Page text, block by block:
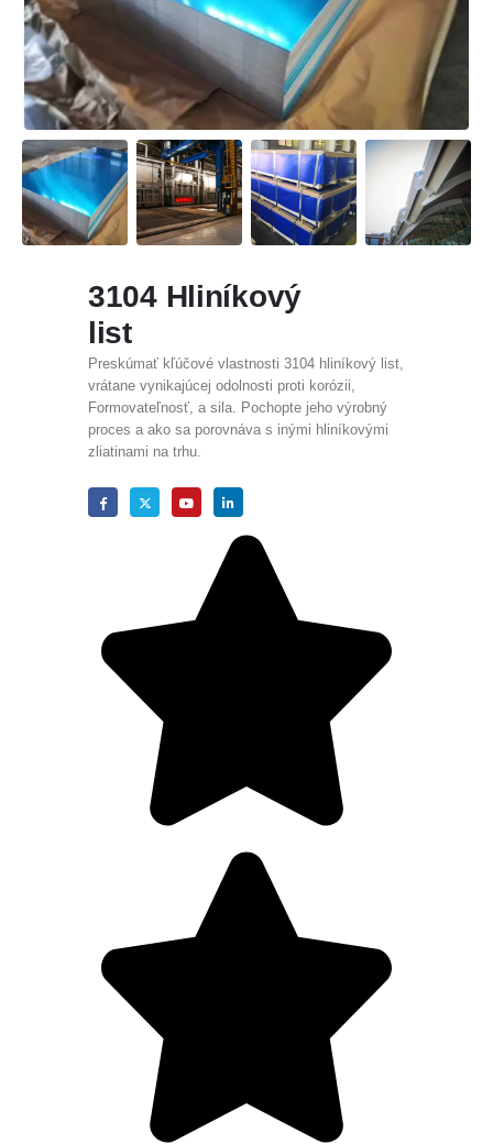
3104 Hliníkový
list
Preskúmať kľúčové vlastnosti 3104 hliníkový list,
vrátane vynikajúcej odolnosti proti korózii,
Formovateľnosť, a sila. Pochopte jeho výrobný
proces a ako sa porovnáva s inými hliníkovými
zliatinami na trhu.